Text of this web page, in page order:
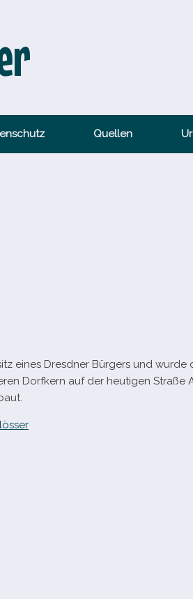
Quellen
eines Dresdner Bürgers und wurde
Dorfkern auf der heu­ti­gen Straße